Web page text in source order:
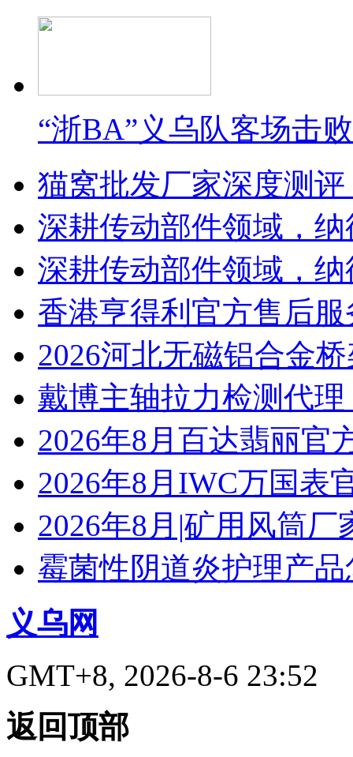
“浙BA”义乌队客场击
猫窝批发厂家深度测
深耕传动部件领域，
深耕传动部件领域，
香港亨得利官方售后
2026河北无磁铝合金
戴博主轴拉力检测代
2026年8月百达翡丽官
2026年8月IWC万国表
2026年8月|矿用风筒厂
霉菌性阴道炎护理产
义乌网
GMT+8, 2026-8-6 23:52
返回顶部